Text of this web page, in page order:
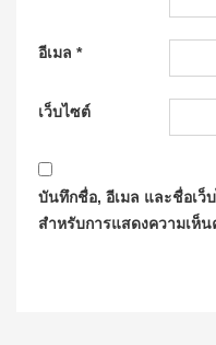
อีเมล *
เว็บไซต์
บันทึกชื่อ, อีเมล และชื่อเว็
สำหรับการแสดงความเห็น